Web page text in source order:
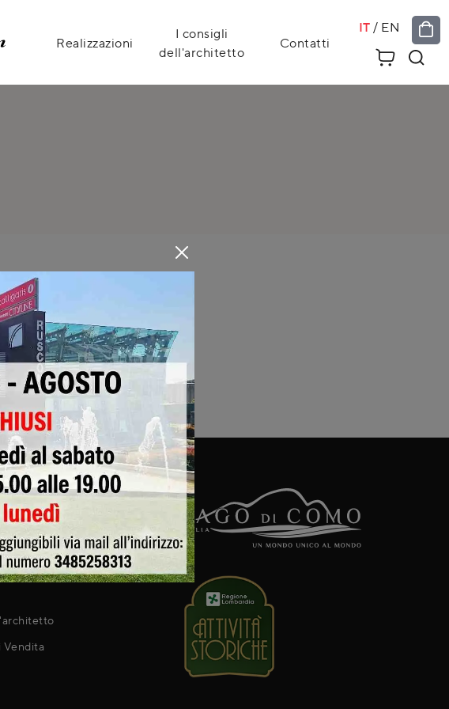
Realizzazioni
I consigli
dell'architetto
Contatti
IT / EN
all'interno del nostro sito.
iniziative!
Vendita